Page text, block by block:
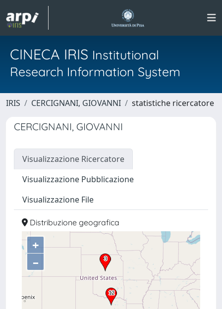
CINECA IRIS Institutional
Research Information System
IRIS CERCIGNANI, GIOVANNI statistiche ricercatore
CERCIGNANI, GIOVANNI
Visualizzazione Ricercatore
Visualizzazione Pubblicazione
Visualizzazione File
Distribuzione geografica
+
–